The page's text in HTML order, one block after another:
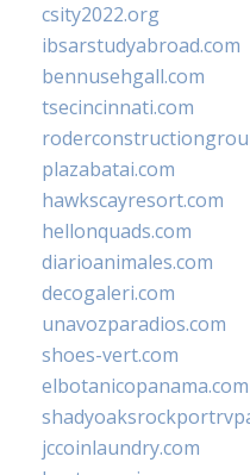
csity2022.org
ibsarstudyabroad.com
bennusehgall.com
tsecincinnati.com
plazabatai.com
hawkscayresort.com
hellonquads.com
diarioanimales.com
decogaleri.com
unavozparadios.com
shoes-vert.com
elbotanicopanama.com
jccoinlaundry.com